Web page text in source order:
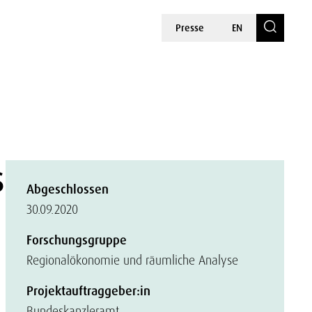
Presse EN
Abgeschlossen
30.09.2020
Forschungsgruppe
Regionalökonomie und räumliche Analyse
Projektauftraggeber:in